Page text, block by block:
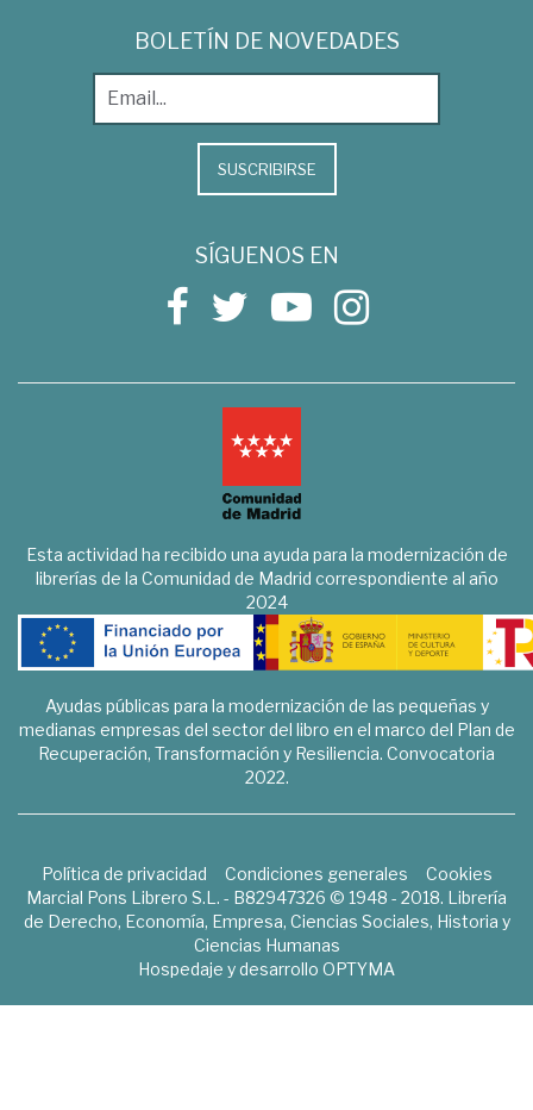
BOLETÍN DE NOVEDADES
SUSCRIBIRSE
SÍGUENOS EN
Esta actividad ha recibido una ayuda para la modernización de
librerías de la Comunidad de Madrid correspondiente al año
2024
Ayudas públicas para la modernización de las pequeñas y
medianas empresas del sector del libro en el marco del Plan de
Recuperación, Transformación y Resiliencia. Convocatoria
2022.
Política de privacidad Condiciones generales
Cookies
Marcial Pons Librero S.L. - B82947326 © 1948 - 2018. Librería
de Derecho, Economía, Empresa, Ciencias Sociales, Historia y
Ciencias Humanas
Hospedaje y desarrollo OPTYMA